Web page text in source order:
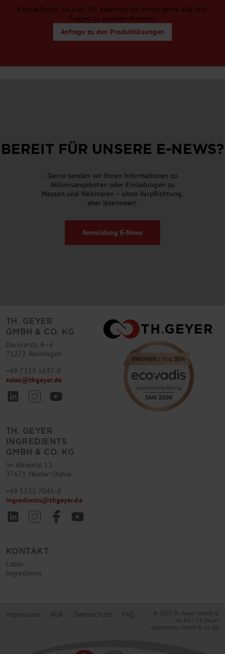
Kontaktieren Sie uns! Wir beantworten Ihnen gerne alle Ihre
Fragen zu unseren Aromen!
Anfrage zu den Produktlösungen
BEREIT FÜR UNSERE E-NEWS?
Gerne senden wir Ihnen Informationen zu
Aktionsangeboten oder Einladungen zu
Messen und Webinaren – ohne Verpflichtung,
aber lesenswert.
Anmeldung E-News
TH. GEYER
GMBH & CO. KG
Dornierstr. 4–6
71272 Renningen
+49 7159 1637-0
sales@thgeyer.de
TH. GEYER
INGREDIENTS
GMBH & CO. KG
Im Wesertal 11
37671 Höxter-Stahle
+49 5531 7045-0
ingredients@thgeyer.de
KONTAKT
Labor
Ingredients
Impressum AGB Datenschutz FAQ
© 2026 Th. Geyer GmbH &
Co. KG / Th. Geyer
Ingredients GmbH & Co. KG